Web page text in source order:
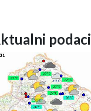
podaci